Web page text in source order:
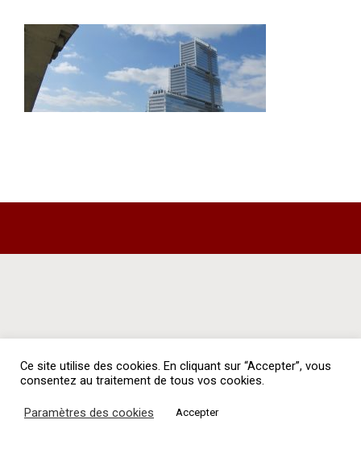
Ce site utilise des cookies. En cliquant sur “Accepter”, vous
consentez au traitement de tous vos cookies.
Paramètres des cookies Accepter